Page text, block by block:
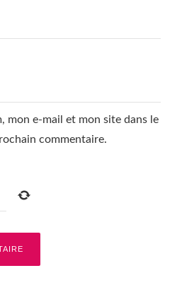
mon e-mail et mon site dans le
commentaire.